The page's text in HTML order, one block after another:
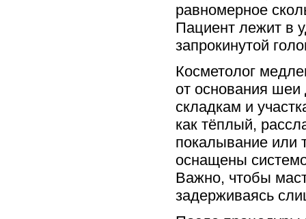
равномерное
Пациент лежит в
запрокинутой
Косметолог
от основания шеи
складкам и
как тёплый,
покалывание или
оснащены
Важно, чтобы
задерживаясь